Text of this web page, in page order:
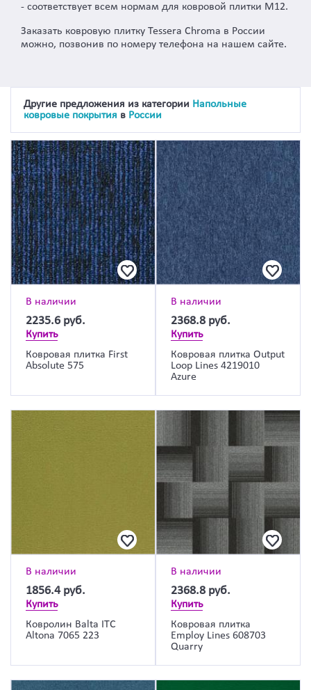
- соответствует всем нормам для ковровой плитки M12.
Заказать ковровую плитку Tessera Chroma в России
можно, позвонив по номеру телефона на нашем сайте.
Другие предложения из категории Напольные
ковровые покрытия в России
В наличии
2235.6 руб.
Купить
Ковровая плитка First
Absolute 575
В наличии
2368.8 руб.
Купить
Ковровая плитка Output
Loop Lines 4219010
Azure
В наличии
1856.4 руб.
Купить
Ковролин Balta ITC
Altona 7065 223
В наличии
2368.8 руб.
Купить
Ковровая плитка
Employ Lines 608703
Quarry